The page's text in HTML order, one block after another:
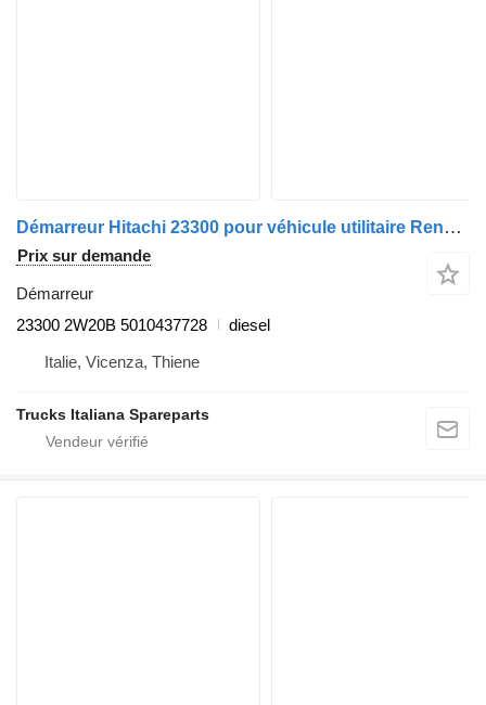
Démarreur Hitachi 23300 pour véhicule utilitaire Renault Maxity 2007>
Prix sur demande
Démarreur
23300 2W20B 5010437728
diesel
Italie, Vicenza, Thiene
Trucks Italiana Spareparts